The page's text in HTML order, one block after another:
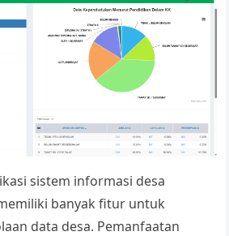
sistem informasi desa
banyak fitur untuk
data desa. Pemanfaatan